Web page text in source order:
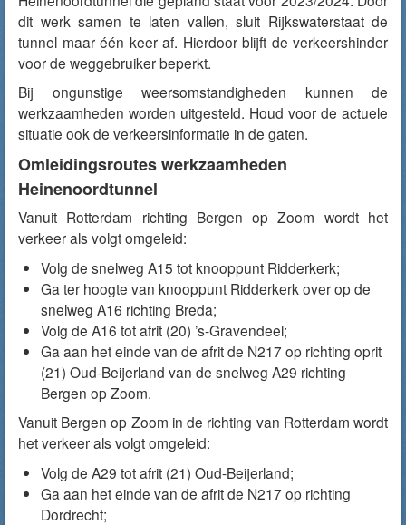
dit werk samen te laten vallen, sluit Rijkswaterstaat de
tunnel maar één keer af. Hierdoor blijft de verkeershinder
voor de weggebruiker beperkt.
Bij ongunstige weersomstandigheden kunnen de
werkzaamheden worden uitgesteld. Houd voor de actuele
situatie ook de verkeersinformatie in de gaten.
Omleidingsroutes werkzaamheden
Heinenoordtunnel
Vanuit Rotterdam richting Bergen op Zoom wordt het
verkeer als volgt omgeleid:
Volg de snelweg A15 tot knooppunt Ridderkerk;
Ga ter hoogte van knooppunt Ridderkerk over op de
snelweg A16 richting Breda;
Volg de A16 tot afrit (20) ’s-Gravendeel;
Ga aan het einde van de afrit de N217 op richting oprit
(21) Oud-Beijerland van de snelweg A29 richting
Bergen op Zoom.
Vanuit Bergen op Zoom in de richting van Rotterdam wordt
het verkeer als volgt omgeleid:
Volg de A29 tot afrit (21) Oud-Beijerland;
Ga aan het einde van de afrit de N217 op richting
Dordrecht;